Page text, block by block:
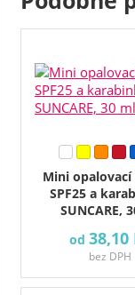
Mini
SPF25 a
SUNCARE,
od 38,10
bez DPH